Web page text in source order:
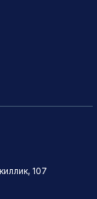
107